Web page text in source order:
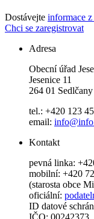
Dostávejte informace z
Chci se zaregistrovat
Adresa
Obecní úřad
Jesenice 11
264 01 Sedlčany
tel.: +420 123
email:
Kontakt
pevná linka:
mobilní: +420
(starosta obce
oficiální:
ID datové
IČO: 00242373